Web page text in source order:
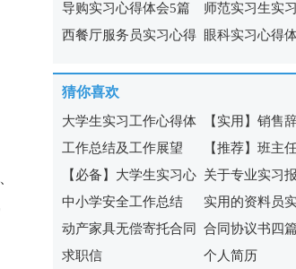
15篇)
导购实习心得体会5篇
师范实习生实
西餐厅服务员实习心得
眼科实习心得
猜你喜欢
大学生实习工作心得体
会(合集15篇)
【实用】销售
模板集锦8篇
工作总结及工作展望
【推荐】班主
作总结三篇
【必备】大学生实习心
得体会范文集锦7篇
关于专业实习
五篇
中小学安全工作总结
实用的资料员
3篇
动产家具无偿寄托合同
范本
合同协议书四篇
求职信
个人简历